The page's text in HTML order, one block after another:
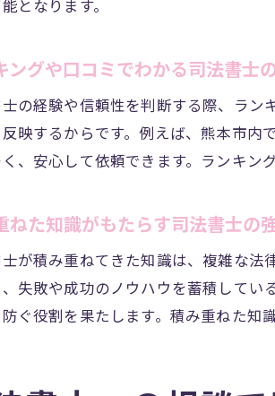
となります。
ングや口コミでわかる司法書士
士の経験や信頼性を判断する際、ラン
映するからです。例えば、熊本市内
く、安心して依頼できます。ランキン
ねた知識がもたらす司法書士の
士が積み重ねてきた知識は、複雑な法
失敗や成功のノウハウを蓄積してい
ぐ役割を果たします。積み重ねた知